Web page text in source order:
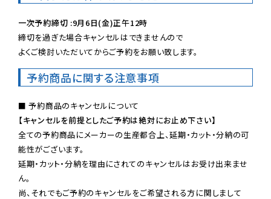
一次予約締切 :9月6日(金)正午12時
締切を過ぎた場合キャンセルはできませんので
よくご検討いただいてからご予約をお願い致します。
予約商品に関する注意事項
【キャンセルを前提としたご予約は絶対にお止め下さい】
全ての予約商品にメーカーの生産都合上、延期・カット・分納の可
能性がございます。
延期・カット・分納を理由にされてのキャンセルはお受け出来ませ
ん。
尚、それでもご予約のキャンセルをご希望される方に関しまして